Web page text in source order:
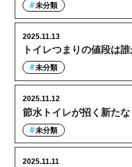
未分類
トイレつまりの値段は
2025.11.13
未分類
節水トイレが招く新たな
2025.11.12
未分類
2025.11.11